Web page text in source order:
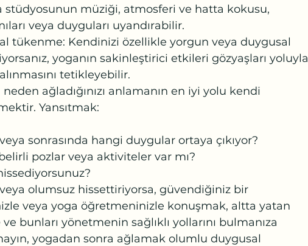
stüdyosunun müziği, atmosferi ve hatta kokusu,
veya duyguları uyandırabilir.
tükenme: Kendinizi özellikle yorgun veya duygusal
yoganın sakinleştirici etkileri gözyaşları yoluyla
tetikleyebilir.
ağladığınızı anlamanın en iyi yolu kendi
Yansıtmak:
sonrasında hangi duygular ortaya çıkıyor?
pozlar veya aktiviteler var mı?
veya olumsuz hissettiriyorsa, güvendiğiniz bir
veya yoga öğretmeninizle konuşmak, altta yatan
bunları yönetmenin sağlıklı yollarını bulmanıza
yogadan sonra ağlamak olumlu duygusal